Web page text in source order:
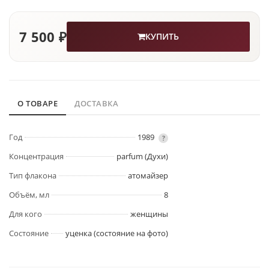
7 500 ₽ КУПИТЬ
О ТОВАРЕ ДОСТАВКА
Год 1989 ?
Концентрация
parfum (Духи)
Тип флакона
атомайзер
Объём, мл
8
Для кого
женщины
Состояние
уценка (состояние на фото)